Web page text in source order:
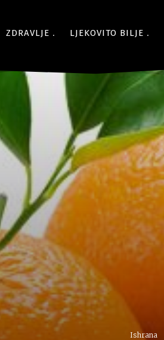
ZDRAVLJE LJEKOVITO BILJE
Ishrana